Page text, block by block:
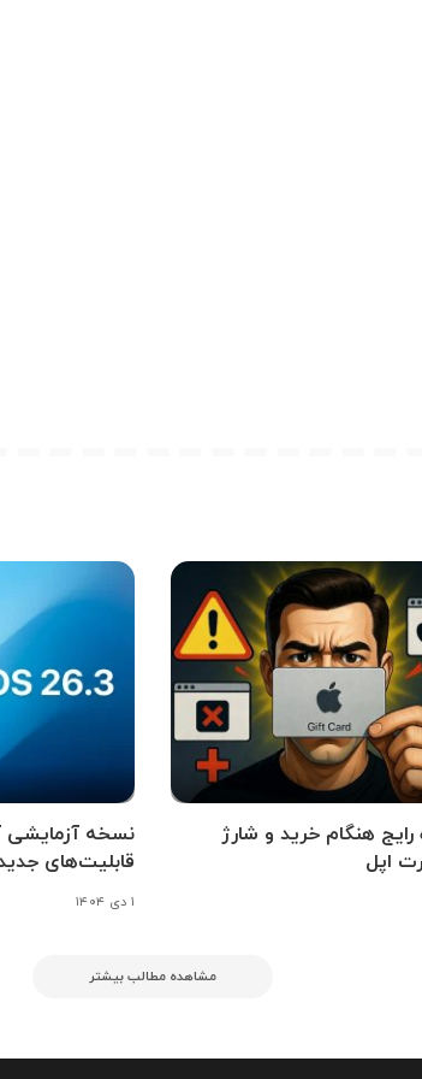
رایج هنگام خرید و شارژ
اپل
قابلیت‌های
۱ دی ۱۴۰۴
مشاهده مطالب بیشتر